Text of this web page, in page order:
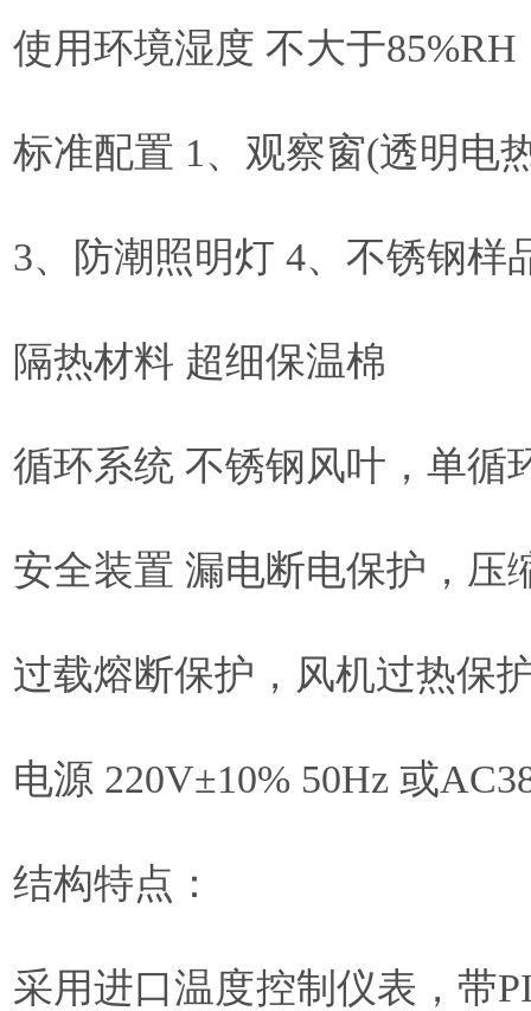
使用环境湿度 不大于85%RH
标准配置 1、观察窗(透明电
3、防潮照明灯 4、不锈钢样
隔热材料 超细保温棉
循环系统 不锈钢风叶，单循
安全装置 漏电断电保护，压
过载熔断保护，风机过热保
电源 220V±10% 50Hz 或
结构特点：
采用进口温度控制仪表，带